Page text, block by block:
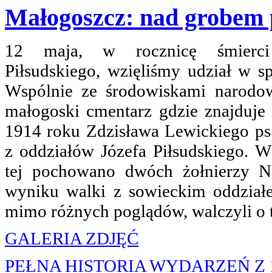
Małogoszcz: nad grobem
12 maja, w rocznicę śmierci
Piłsudskiego, wzięliśmy udział w
Wspólnie ze środowiskami
małogoski cmentarz gdzie
1914 roku Zdzisława Lewickiego
z oddziałów Józefa Piłsudskiego.
tej pochowano dwóch żołnierzy
wyniku walki z sowieckim
mimo różnych poglądów, walczyli o
GALERIA ZDJĘĆ
PEŁNA HISTORIA WYDARZEŃ Z